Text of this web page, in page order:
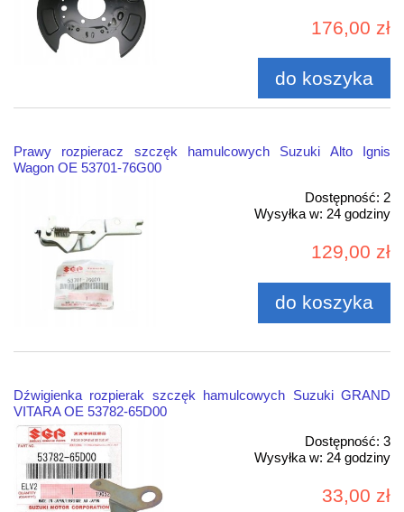
176,00 zł
do koszyka
Prawy rozpieracz szczęk hamulcowych Suzuki Alto Ignis
Wagon OE 53701-76G00
Dostępność: 2
Wysyłka w: 24 godziny
129,00 zł
do koszyka
Dźwigienka rozpierak szczęk hamulcowych Suzuki GRAND
VITARA OE 53782-65D00
Dostępność: 3
Wysyłka w: 24 godziny
33,00 zł